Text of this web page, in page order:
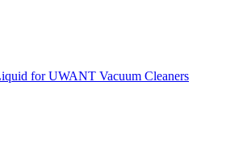
for UWANT Vacuum Cleaners